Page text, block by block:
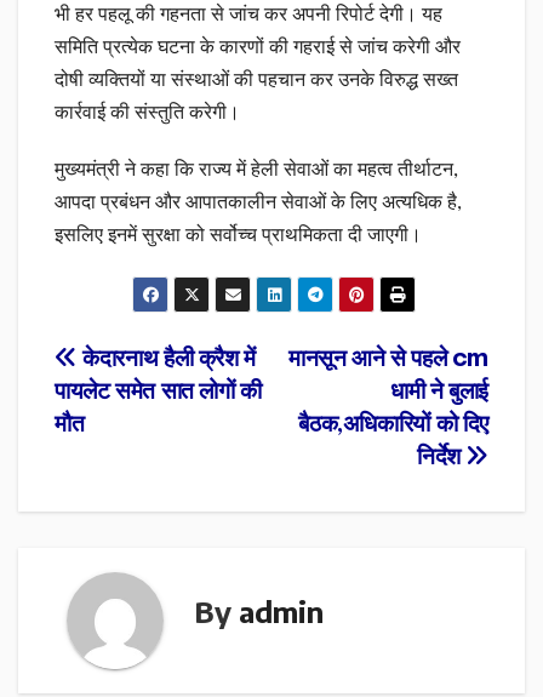
भी हर पहलू की गहनता से जांच कर अपनी रिपोर्ट देगी। यह
समिति प्रत्येक घटना के कारणों की गहराई से जांच करेगी और
दोषी व्यक्तियों या संस्थाओं की पहचान कर उनके विरुद्ध सख्त
कार्रवाई की संस्तुति करेगी।
मुख्यमंत्री ने कहा कि राज्य में हेली सेवाओं का महत्व तीर्थाटन,
आपदा प्रबंधन और आपातकालीन सेवाओं के लिए अत्यधिक है,
इसलिए इनमें सुरक्षा को सर्वोच्च प्राथमिकता दी जाएगी।
Post
navigation
मानसून आने से पहले cm
धामी ने बुलाई
बैठक,अधिकारियों को दिए
निर्देश
केदारनाथ हैली क्रैश में
पायलेट समेत सात लोगों की
मौत
By admin